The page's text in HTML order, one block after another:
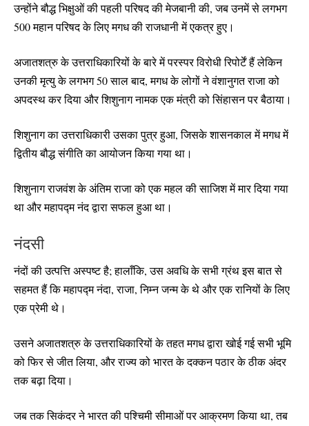
उन्होंने बौद्ध भिक्षुओं की पहली परिषद की मेजबानी की, जब उनमें से लगभग
500 महान परिषद के लिए मगध की राजधानी में एकत्र हुए।
अजातशत्रु के उत्तराधिकारियों के बारे में परस्पर विरोधी रिपोर्टें हैं लेकिन
उनकी मृत्यु के लगभग 50 साल बाद, मगध के लोगों ने वंशानुगत राजा को
अपदस्थ कर दिया और शिशुनाग नामक एक मंत्री को सिंहासन पर बैठाया।
शिशुनाग का उत्तराधिकारी उसका पुत्र हुआ, जिसके शासनकाल में मगध में
द्वितीय बौद्ध संगीति का आयोजन किया गया था।
शिशुनाग राजवंश के अंतिम राजा को एक महल की साजिश में मार दिया गया
था और महापद्म नंद द्वारा सफल हुआ था।
नंदसी
नंदों की उत्पत्ति अस्पष्ट है; हालाँकि, उस अवधि के सभी ग्रंथ इस बात से
सहमत हैं कि महापद्म नंदा, राजा, निम्न जन्म के थे और एक रानियों के लिए
एक प्रेमी थे।
उसने अजातशत्रु के उत्तराधिकारियों के तहत मगध द्वारा खोई गई सभी भूमि
को फिर से जीत लिया, और राज्य को भारत के दक्कन पठार के ठीक अंदर
तक बढ़ा दिया।
जब तक सिकंदर ने भारत की पश्चिमी सीमाओं पर आक्रमण किया था, तब